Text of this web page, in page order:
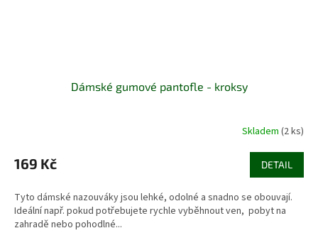
Dámské gumové pantofle - kroksy
Skladem (2 ks)
169 Kč DETAIL
Tyto dámské nazouváky jsou lehké, odolné a snadno se obouvají.
Ideální např. pokud potřebujete rychle vyběhnout ven, pobyt na
zahradě nebo pohodlné...